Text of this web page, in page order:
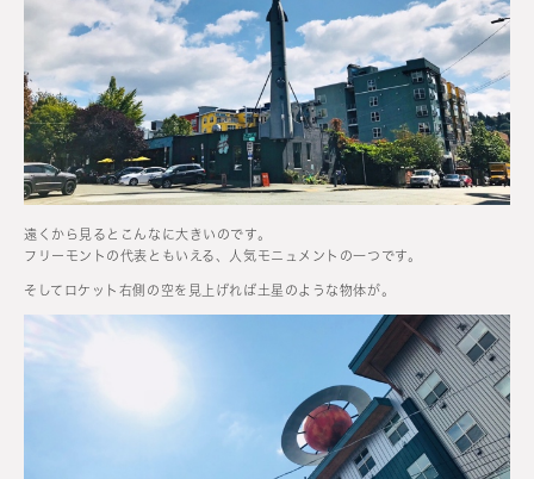
遠くから見るとこんなに大きいのです。
フリーモントの代表ともいえる、人気モニュメントの一つです。
そしてロケット右側の空を見上げれば土星のような物体が。